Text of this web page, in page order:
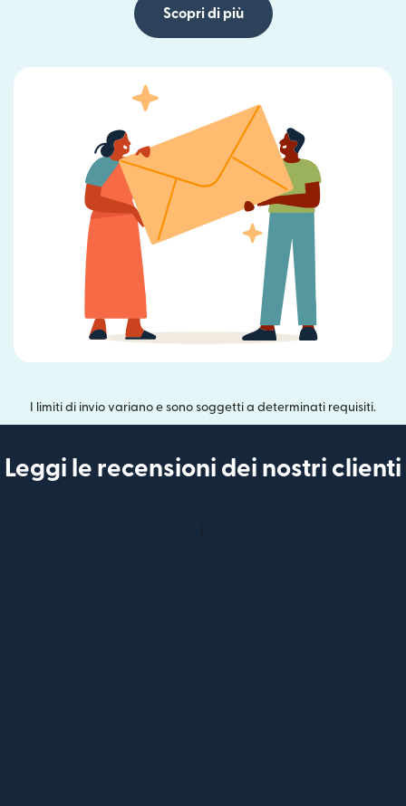
Scopri di più
I limiti di invio variano e sono soggetti a determinati requisiti.
Leggi le recensioni dei nostri clienti